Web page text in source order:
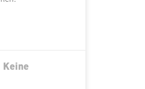
Keine